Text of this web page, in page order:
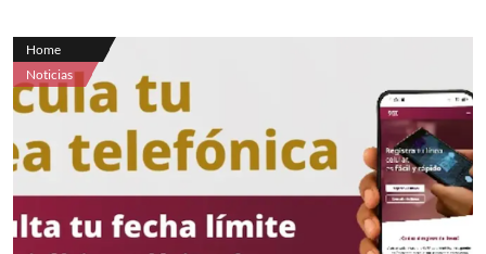
Home
Noticias